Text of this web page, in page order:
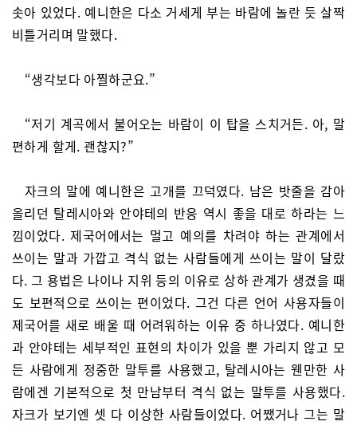
솟아 있었다. 예니한은 다소 거세게 부는 바람에 놀란 듯 살짝
비틀거리며 말했다.
“생각보다 아찔하군요.”
“저기 계곡에서 불어오는 바람이 이 탑을 스치거든. 아, 말
편하게 할게. 괜찮지?”
자크의 말에 예니한은 고개를 끄덕였다. 남은 밧줄을 감아
올리던 탈레시아와 안야테의 반응 역시 좋을 대로 하라는 느
낌이었다. 제국어에서는 멀고 예의를 차려야 하는 관계에서
쓰이는 말과 가깝고 격식 없는 사람들에게 쓰이는 말이 달랐
다. 그 용법은 나이나 지위 등의 이유로 상하 관계가 생겼을 때
도 보편적으로 쓰이는 편이었다. 그건 다른 언어 사용자들이
제국어를 새로 배울 때 어려워하는 이유 중 하나였다. 예니한
과 안야테는 세부적인 표현의 차이가 있을 뿐 가리지 않고 모
든 사람에게 정중한 말투를 사용했고, 탈레시아는 웬만한 사
람에겐 기본적으로 첫 만남부터 격식 없는 말투를 사용했다.
자크가 보기엔 셋 다 이상한 사람들이었다. 어쨌거나 그는 말